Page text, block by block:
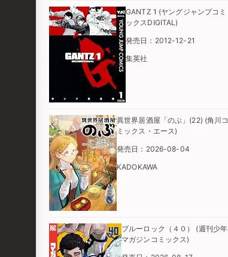
GANTZ 1 (ヤングジャンプコミ
ックスDIGITAL)
発売日：2012-12-21
集英社
異世界居酒屋「のぶ」(22) (角川コ
ミックス・エース)
発売日：2026-08-04
KADOKAWA
ブルーロック（４０） (週刊少年
マガジンコミックス)